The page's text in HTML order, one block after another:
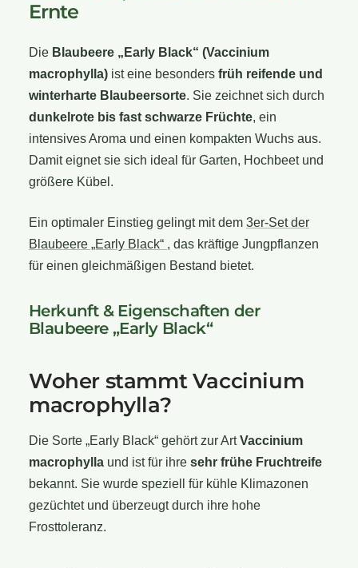
Ernte
Die Blaubeere „Early Black“ (Vaccinium
macrophylla) ist eine besonders früh reifende und
winterharte Blaubeersorte. Sie zeichnet sich durch
dunkelrote bis fast schwarze Früchte, ein
intensives Aroma und einen kompakten Wuchs aus.
Damit eignet sie sich ideal für Garten, Hochbeet und
größere Kübel.
Ein optimaler Einstieg gelingt mit dem 3er-Set der
Blaubeere „Early Black“ , das kräftige Jungpflanzen
für einen gleichmäßigen Bestand bietet.
Herkunft & Eigenschaften der
Blaubeere „Early Black“
Woher stammt Vaccinium
macrophylla?
Die Sorte „Early Black“ gehört zur ArtVaccinium
macrophylla und ist für ihre sehr frühe Fruchtreife
bekannt. Sie wurde speziell für kühle Klimazonen
gezüchtet und überzeugt durch ihre hohe
Frosttoleranz.